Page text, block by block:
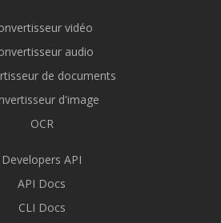
vidéo
audio
de documents
d'image
OCR
Developers API
API Docs
CLI Docs